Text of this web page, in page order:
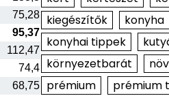
75,28
95,37
112,47
74,4
68,75
kiegészítők
konyha
konyhai tippek
környezetbarát
prémium
prémium